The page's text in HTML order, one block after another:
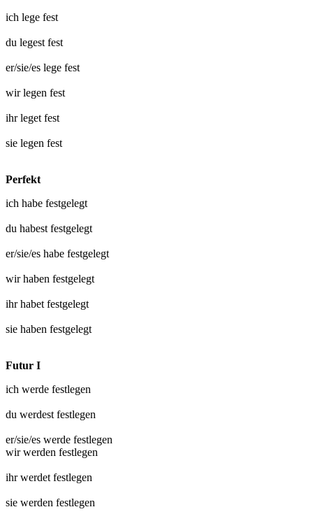
ich lege fest
du legest fest
er/sie/es lege fest
wirlegen fest
ihrleget fest
sie legen fest
Perfekt
ich habe festgelegt
du habest festgelegt
er/sie/es habe festgelegt
wir haben festgelegt
ihr habet festgelegt
sie haben festgelegt
Futur I
ich werde festlegen
du werdest festlegen
er/sie/es werde festlegen
wir werden festlegen
ihr werdet festlegen
sie werden festlegen